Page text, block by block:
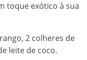
toque exótico à sua
2 colheres de
leite de coco.